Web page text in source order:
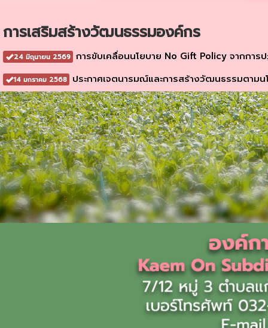
การเสริมสร้างวัฒนธรรมองค์กร
24 มิถุนายน 2569 การขับเคลื่อนนโยบาย No Gift Policy จากกา
14 มกราคม 2568 ประกาศเจตนารมณ์และการสร้างวัฒนธรรมตาม